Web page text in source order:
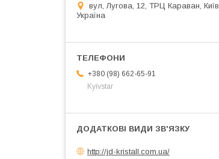
вул, Лугова, 12, ТРЦ Караван, Київ,
Україна
+380 (98) 662-65-91
Kyivstar
http://jd-kristall.com.ua/